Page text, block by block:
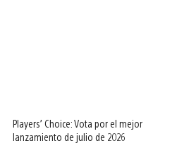
Players’ Choice: Vota por el mejor
lanzamiento de julio de 2026